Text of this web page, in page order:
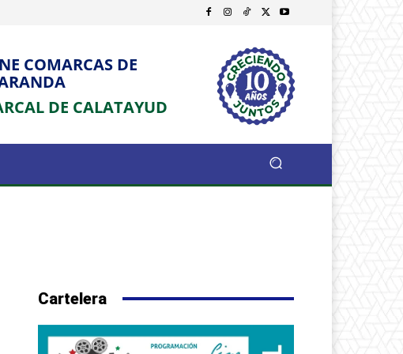
COMARCAS DE
DE CALATAYUD
Cartelera